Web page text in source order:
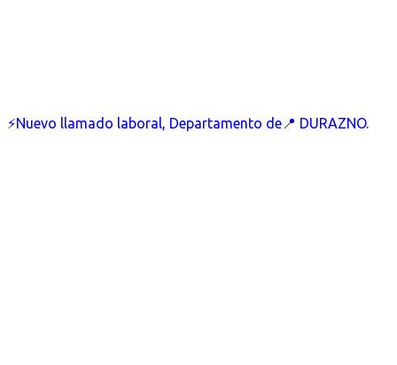
⚡Nuevo llamado laboral, Departamento de📍 DURAZNO.